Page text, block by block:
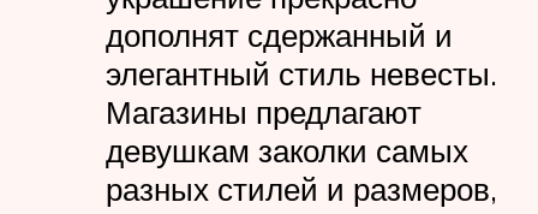
дополнят сдержанный и
элегантный стиль невесты.
Магазины предлагают
девушкам заколки самых
разных стилей и размеров,